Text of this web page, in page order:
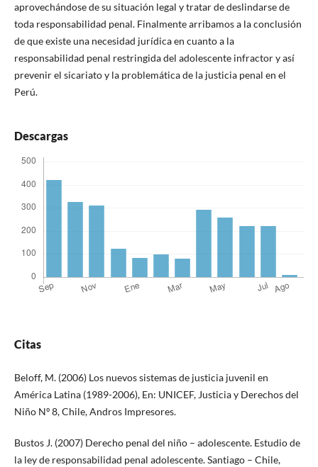
aprovechándose de su situación legal y tratar de deslindarse de
toda responsabilidad penal. Finalmente arribamos a la conclusión
de que existe una necesidad jurídica en cuanto a la
responsabilidad penal restringida del adolescente infractor y así
prevenir el sicariato y la problemática de la justicia penal en el
Perú.
Descargas
Citas
Beloff, M. (2006) Los nuevos sistemas de justicia juvenil en
América Latina (1989-2006), En: UNICEF, Justicia y Derechos del
Niño Nº 8, Chile, Andros Impresores.
Bustos J. (2007) Derecho penal del niño – adolescente. Estudio de
la ley de responsabilidad penal adolescente. Santiago – Chile,